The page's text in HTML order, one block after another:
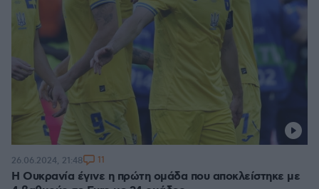
Η Ουκρανία έγινε η πρώτη ομάδα που αποκλείστηκε με
26.06.2024, 21:48 11